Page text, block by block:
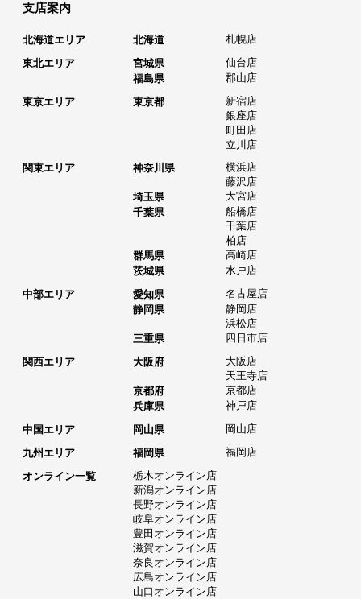
支店案内
北海道エリア 北海道
札幌店
東北エリア
宮城県
仙台店
福島県
郡山店
東京エリア
東京都
新宿店
銀座店
町田店
立川店
関東エリア
神奈川県
横浜店
藤沢店
埼玉県
大宮店
千葉県
船橋店
千葉店
柏店
群馬県
高崎店
茨城県
水戸店
中部エリア
愛知県
名古屋店
静岡県
静岡店
浜松店
三重県
四日市店
関西エリア
大阪府
大阪店
天王寺店
京都府
京都店
兵庫県
神戸店
中国エリア
岡山県
岡山店
九州エリア
福岡県
福岡店
オンライン一覧
栃木オンライン店
新潟オンライン店
長野オンライン店
岐阜オンライン店
豊田オンライン店
滋賀オンライン店
奈良オンライン店
広島オンライン店
山口オンライン店